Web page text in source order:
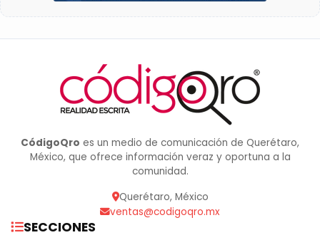
CódigoQro es un medio de comunicación de Querétaro,
México, que ofrece información veraz y oportuna a la
comunidad.
Querétaro, México
ventas@codigoqro.mx
SECCIONES